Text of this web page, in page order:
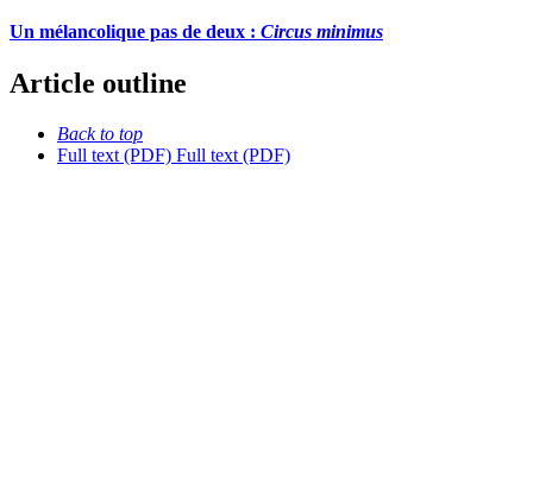
Un mélancolique pas de deux : Circus minimus
Article outline
Back to top
Full text (PDF) Full text (PDF)